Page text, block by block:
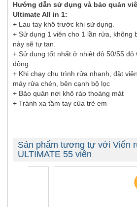
Hướng dẫn sử dụng và bảo quản
Ultimate All in 1:
+ Lau tay khô trước khi sử dụng.
+ Sử dụng 1 viên cho 1 lần rửa, không
này sẽ tự tan.
+ Sử dụng tốt nhất ở nhiệt độ 50/55 độ
động.
+ Khi chạy chu trình rửa nhanh, đặt
máy rửa chén, bên cạnh bộ lọc
+ Bảo quản nơi khô ráo thoáng mát
+ Tránh xa tầm tay của trẻ em
Sản phẩm tương tự với Viển
ULTIMATE 55 viên